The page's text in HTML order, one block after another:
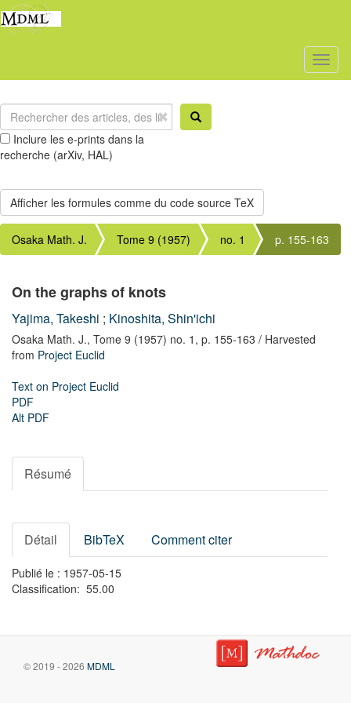
Inclure les e-prints dans la
recherche (arXiv, HAL)
Osaka Math. J. Tome 9 (1957) no. 1 p. 155-163
On the graphs of knots
Yajima, Takeshi ; Kinoshita, Shin'ichi
Osaka Math. J., Tome 9 (1957) no. 1, p. 155-163 / Harvested
from Project Euclid
Text on Project Euclid
PDF
Alt PDF
Résumé
Détail BibTeX Comment citer
Publié le : 1957-05-15
Classification: 55.00
© 2019 - 2026 MDML